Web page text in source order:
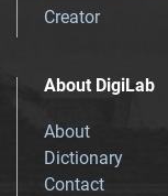
Creator
About DigiLab
About
Dictionary
Contact